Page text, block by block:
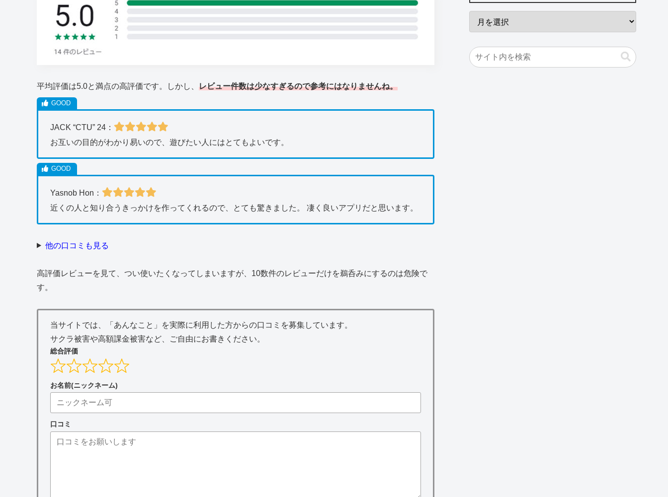
平均評価は5.0と満点の高評価です。しかし、 レビュー件数は少なすぎるので参考にはなりませんね。
JACK “CTU” 24：
お互いの目的がわかり易いので、遊びたい人にはとてもよいです。
Yasnob Hon：
近くの人と知り合うきっかけを作ってくれるので、とても驚きました。 凄く良いアプリだと思います。
他の口コミも見る
高評価レビューを見て、つい使いたくなってしまいますが、10数件のレビューだけを鵜呑みにするのは危険で
す。
当サイトでは、「あんなこと」を実際に利用した方からの口コミを募集しています。
サクラ被害や高額課金被害など、ご自由にお書きください。
総合評価
お名前(ニックネーム)
口コミ